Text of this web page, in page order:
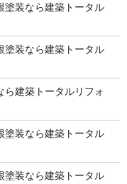
塗装なら建築トータル
塗装なら建築トータル
ら建築トータルリフォ
塗装なら建築トータル
塗装なら建築トータル